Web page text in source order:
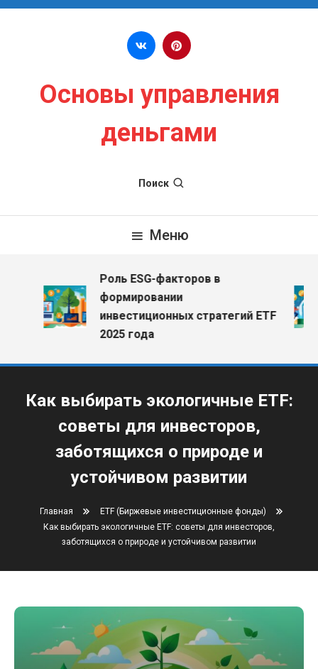
Перейти к содержимому
Основы управления
деньгами
Поиск
Меню
Роль ESG-факторов в
формировании
инвестиционных стратегий ETF
2025 года
Как выбирать экологичные ETF:
советы для инвесторов,
заботящихся о природе и
устойчивом развитии
Главная
ETF (Биржевые инвестиционные фонды)
Как выбирать экологичные ETF: советы для инвесторов,
заботящихся о природе и устойчивом развитии